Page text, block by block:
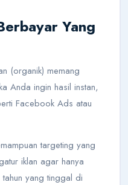
Yang
(organik) memang
Anda ingin hasil instan,
Facebook Ads atau
targeting yang
iklan agar hanya
yang tinggal di